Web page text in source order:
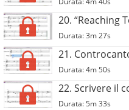
20. “Reaching
Durata: 3m 27s
21.
Durata: 4m 50s
22. Scrivere il
Durata: 5m 33s